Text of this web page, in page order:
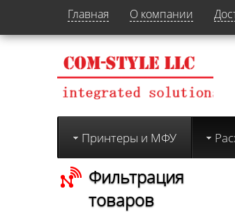
Главная О компании
Принтеры и МФУ
Фильтрация
товаров